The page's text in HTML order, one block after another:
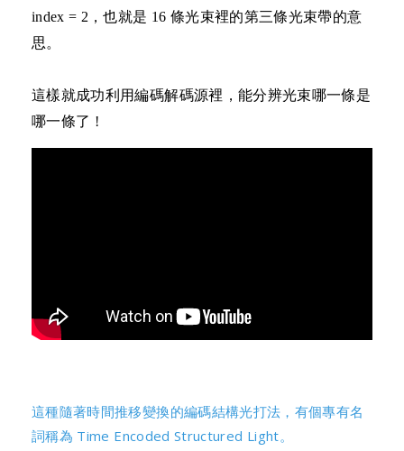
index = 2，也就是 16 條光束裡的第三條光束帶的意
思。
這樣就成功利用編碼解碼源裡，能分辨光束哪一條是
哪一條了 !
這種隨著時間推移變換的編碼結構光打法，有個專有名
詞稱為 Time Encoded Structured Light。